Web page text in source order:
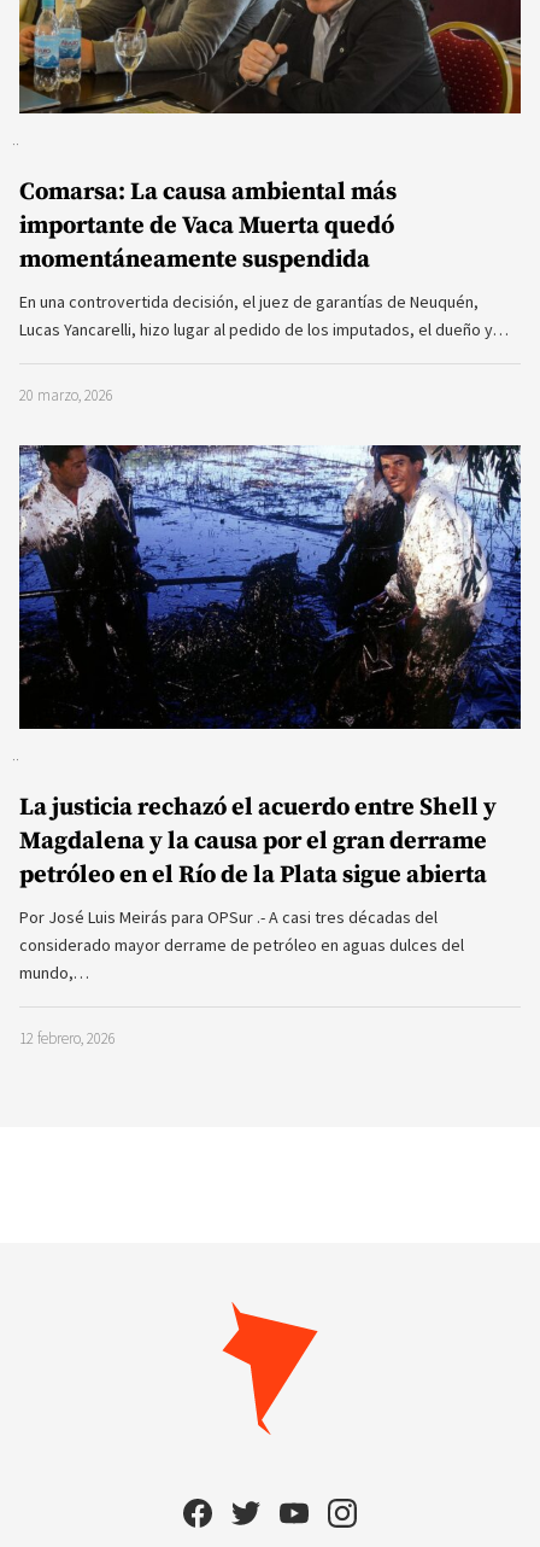
Comarsa: La causa ambiental más
importante de Vaca Muerta quedó
momentáneamente suspendida
En una controvertida decisión, el juez de garantías de Neuquén,
Lucas Yancarelli, hizo lugar al pedido de los imputados, el dueño y…
20 marzo, 2026
La justicia rechazó el acuerdo entre Shell y
Magdalena y la causa por el gran derrame
petróleo en el Río de la Plata sigue abierta
Por José Luis Meirás para OPSur .- A casi tres décadas del
considerado mayor derrame de petróleo en aguas dulces del
mundo,…
12 febrero, 2026